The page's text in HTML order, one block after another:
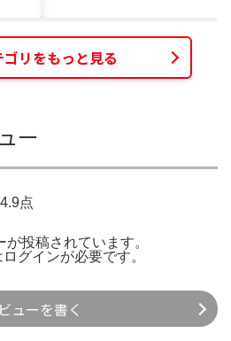
ゴリをもっと見る
ー
4.9点
投稿されています。
ログインが必要です。
ューを書く